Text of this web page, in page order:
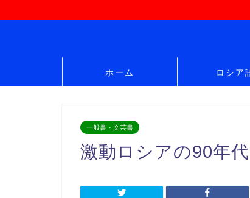
ホーム ロシア
一般書・文芸書
激動ロシアの90年